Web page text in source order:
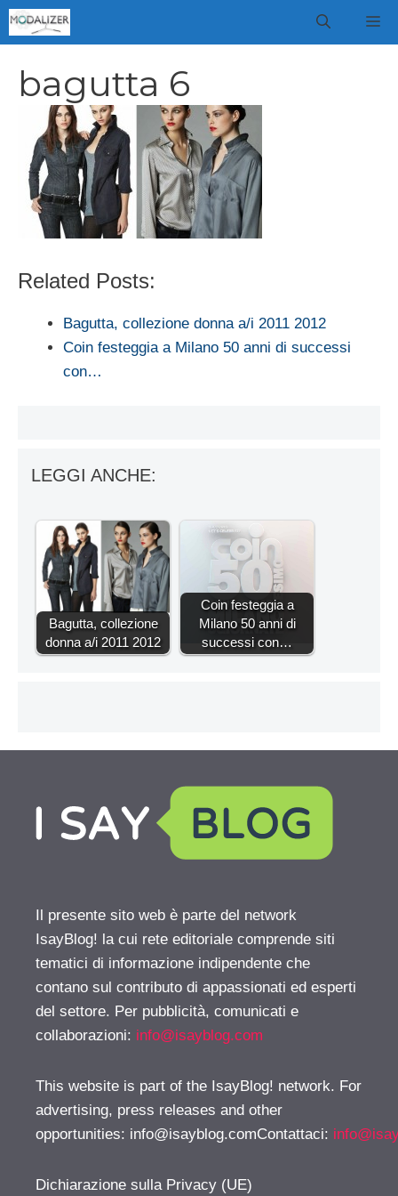
Vai
al
bagutta 6
Related Posts:
Bagutta, collezione donna a/i 2011 2012
Coin festeggia a Milano 50 anni di successi
con…
LEGGI ANCHE:
Bagutta, collezione
donna a/i 2011 2012
Coin festeggia a
Milano 50 anni di
successi con…
Il presente sito web è parte del network
IsayBlog! la cui rete editoriale comprende siti
tematici di informazione indipendente che
contano sul contributo di appassionati ed esperti
del settore. Per pubblicità, comunicati e
collaborazioni: info@isayblog.com
This website is part of the IsayBlog! network. For
advertising, press releases and other
opportunities: info@isayblog.comContattaci:
Dichiarazione sulla Privacy (UE)